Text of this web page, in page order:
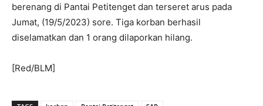
berenang di Pantai Petitenget dan terseret arus pada
Jumat, (19/5/2023) sore. Tiga korban berhasil
diselamatkan dan 1 orang dilaporkan hilang.
[Red/BLM]